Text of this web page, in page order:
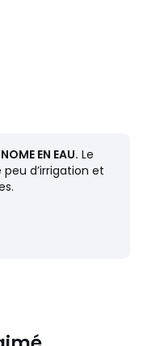
EN EAU. Le
d’irrigation et